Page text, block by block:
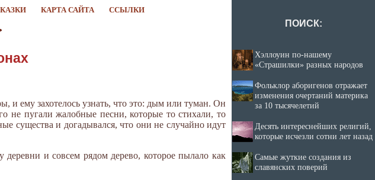
КАРТА САЙТА ССЫЛКИ
и ему захотелось узнать, что это: дым или туман. Он
не пугали жалобные песни, которые то стихали, то
существа и догадывался, что они не случайно идут
и совсем рядом дерево, которое пылало как
ПОИСК:
Хэллоуин по-нашему
«Страшилки» разных народов
Фольклор аборигенов отражает
изменения очертаний материка
за 10 тысячелетий
Десять интереснейших религий,
которые исчезли сотни лет назад
Самые жуткие создания из
славянских поверий